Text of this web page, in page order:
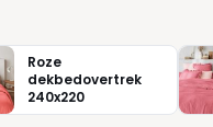
Roze
dekbedovertrek
240x220